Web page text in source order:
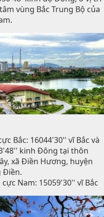
vùng Bắc Trung Bộ của
giáp biển, phía Tây giáp
Lào, phía Nam giáp
Tĩnh, phía Bắc giáp tỉnh
hành lang kinh tế
nối liền Myanmar - Thái
- Việt Nam theo Quốc lộ
Cửa Lò. Nghệ An có 1
3 thị xã và 17 huyện.
Thành phố Vinh là đô thị
trung tâm kinh tế, văn
tỉnh và của cả khu vực Bắc
Bắc: 16044'30'' vĩ Bắc và
kinh Đông tại thôn
xã Điền Hương, huyện
Điền.
Nam: 15059'30'' vĩ Bắc
kinh Đông ở đỉnh
nam, xã Thượng Nhật,
Đông.